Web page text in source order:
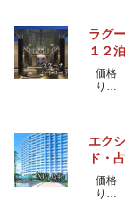
ラグ
１２泊
価格
り…
エク
ド・
価格
り…